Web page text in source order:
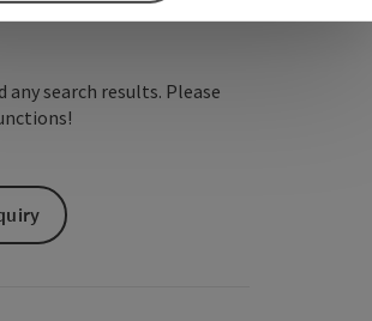
any search results. Please
- Open menu